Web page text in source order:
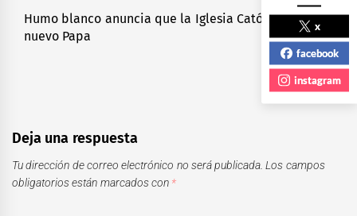
Next
post:
Humo blanco anuncia que la Iglesia Católica tiene
nuevo Papa
Deja una respuesta
Tu dirección de correo electrónico no será publicada. Los campos
obligatorios están marcados con *
x
facebook
instagram